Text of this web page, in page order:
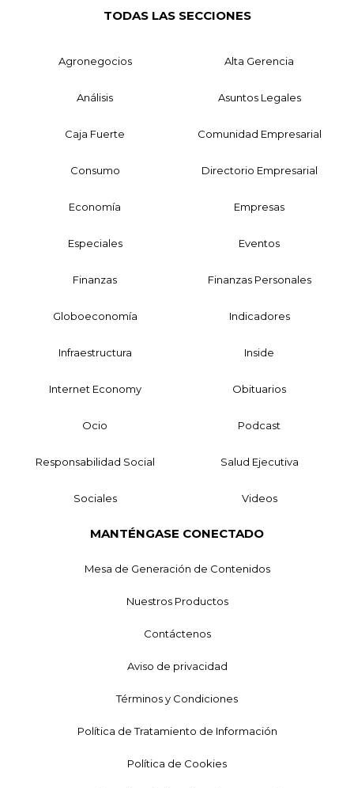
TODAS LAS SECCIONES
Agronegocios Alta Gerencia
Análisis Asuntos Legales
Caja Fuerte Comunidad Empresarial
Consumo Directorio Empresarial
Economía Empresas
Especiales Eventos
Finanzas Finanzas Personales
Globoeconomía Indicadores
Infraestructura Inside
Internet Economy Obituarios
Ocio Podcast
Responsabilidad Social Salud Ejecutiva
Sociales Videos
MANTÉNGASE CONECTADO
Mesa de Generación de Contenidos
Nuestros Productos
Contáctenos
Aviso de privacidad
Términos y Condiciones
Política de Tratamiento de Información
Política de Cookies